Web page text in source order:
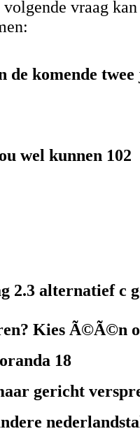
vraag
de komende
wel kunnen 102
2.3 alternatief c
Kies Ã©Ã©n
18
gericht